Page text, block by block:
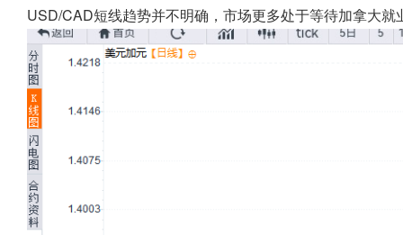
USD/CAD短线趋势并不明确，市场更多处于等待加拿大